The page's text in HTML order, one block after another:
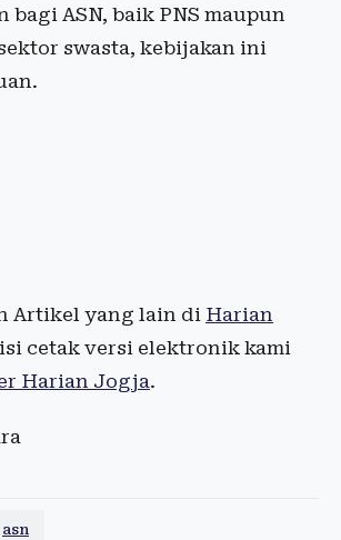
bagi ASN, baik PNS maupun
swasta, kebijakan ini
Artikel yang lain di Harian
cetak versi elektronik kami
Harian Jogja.
asn